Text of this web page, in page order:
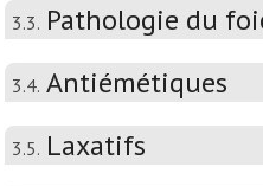
3.3. Pathologie du
3.4. Antiémétiques
3.5. Laxatifs